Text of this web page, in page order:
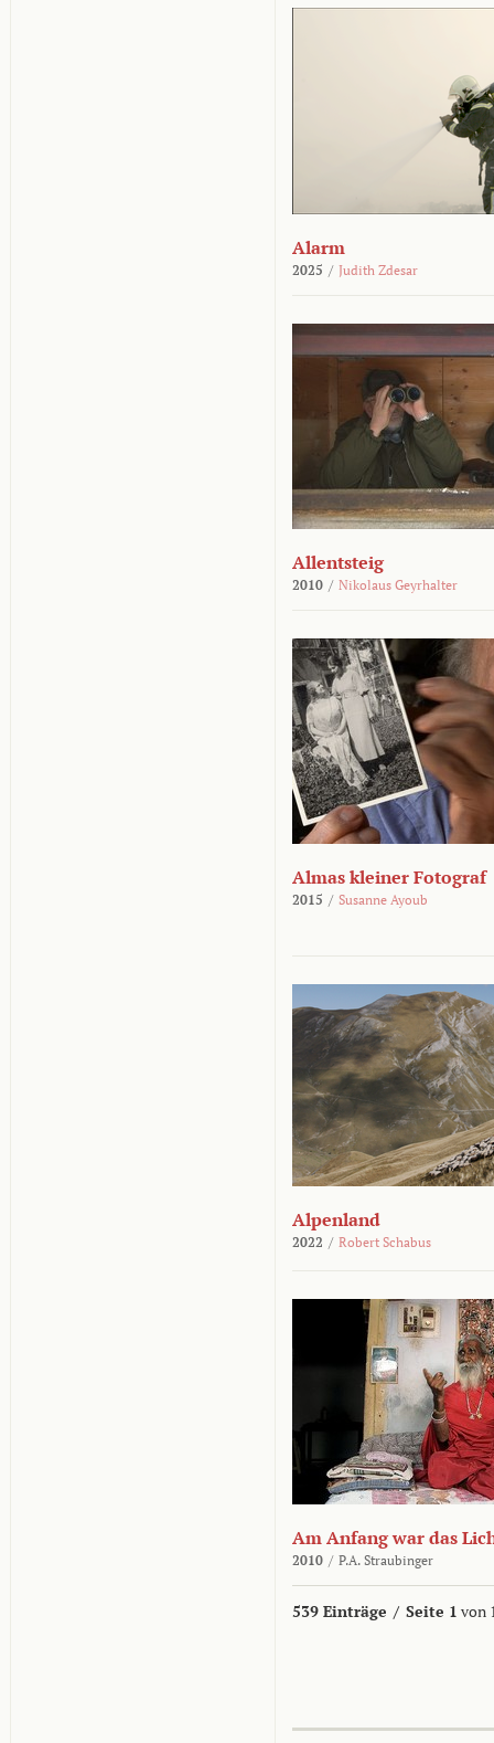
Alarm
2025 / Judith Zdesar
Allentsteig
2010 / Nikolaus Geyrhalter
Almas kleiner Fotograf
2015 / Susanne Ayoub
Alpenland
2022 / Robert Schabus
Am Anfang war das
2010 / P.A. Straubinger
539 Einträge / Seite 1 von